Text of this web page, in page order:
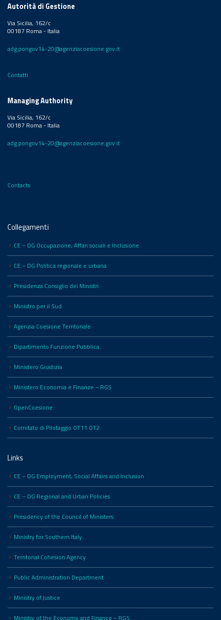
Autorità di Gestione
Via Sicilia, 162/c
00187 Roma - Italia
adg.pongov14-20@agenziacoesione.gov.it
Contatti
Managing Authority
Via Sicilia, 162/c
00187 Roma - Italia
adg.pongov14-20@agenziacoesione.gov.it
Contacts
Collegamenti
CE – DG Occupazione, Affari sociali e Inclusione
CE – DG Politica regionale e urbana
Presidenza Consiglio dei Ministri
Ministro per il Sud
Agenzia Coesione Territoriale
Dipartimento Funzione Pubblica
Ministero Giustizia
Ministero Economia e Finanze – RGS
OpenCoesione
Comitato di Pilotaggio OT11 OT2
Links
CE – DG Employment, Social Affairs and Inclusion
CE – DG Regional and Urban Policies
Presidency of the Council of Ministers
Ministry for Southern Italy
Territorial Cohesion Agency
Public Administration Department
Ministry of Justice
Ministry of the Economy and Finance – RGS